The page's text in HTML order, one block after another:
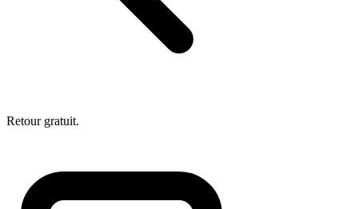
Retour gratuit.